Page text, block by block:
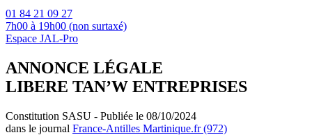
01 84 21 09 27
7h00 à 19h00 (non surtaxé)
Espace JAL-Pro
ANNONCE LÉGALE
LIBERE TAN’W ENTREPRISES
Constitution SASU - Publiée le 08/10/2024
dans le journal France-Antilles Martinique.fr (972)